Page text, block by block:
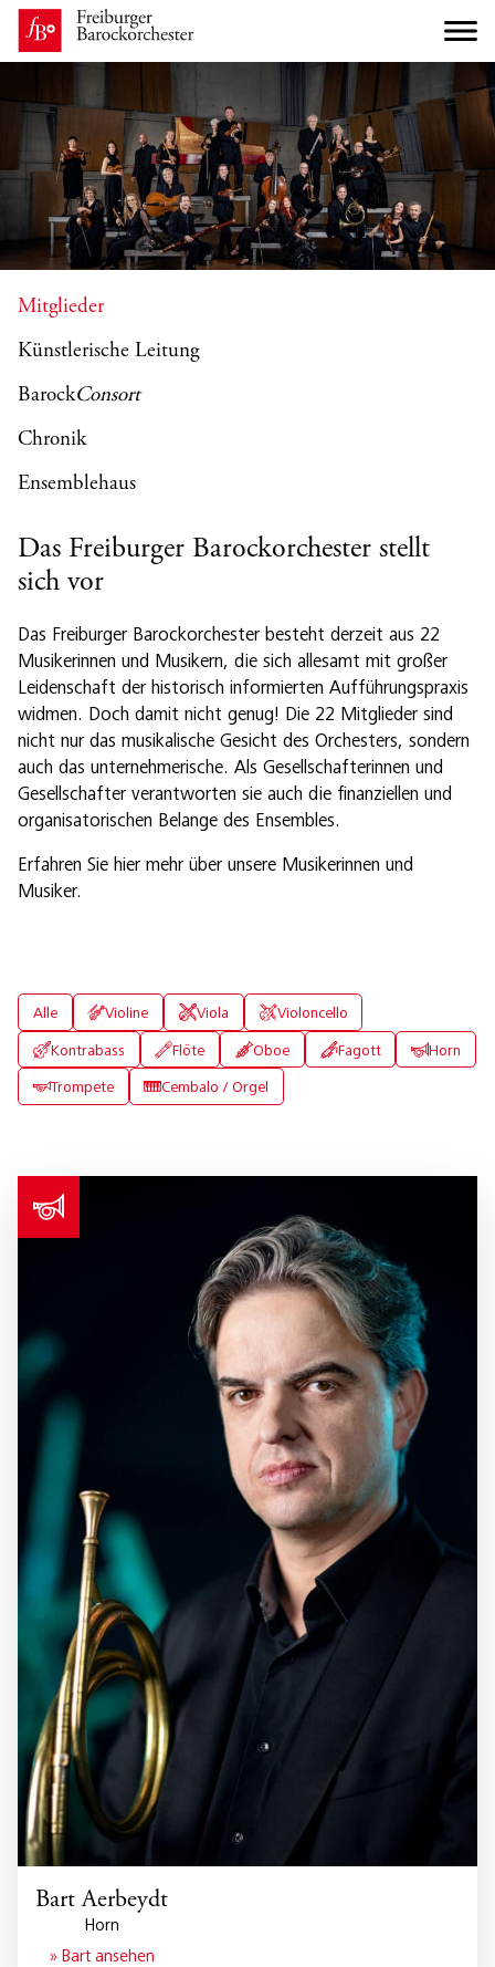
Mitglieder
Künstlerische Leitung
BarockConsort
Chronik
Ensemblehaus
Das Freiburger Barockorchester stellt
sich vor
Das Freiburger Barockorchester besteht derzeit aus 22
Musikerinnen und Musikern, die sich allesamt mit großer
Leidenschaft der historisch informierten Aufführungspraxis
widmen. Doch damit nicht genug! Die 22 Mitglieder sind
nicht nur das musikalische Gesicht des Orchesters, sondern
auch das unternehmerische. Als Gesellschafterinnen und
Gesellschafter verantworten sie auch die finanziellen und
organisatorischen Belange des Ensembles.
Erfahren Sie hier mehr über unsere Musikerinnen und
Musiker.
Alle Violine Viola Violoncello
Kontrabass Flöte Oboe Fagott Horn
Trompete Cembalo / Orgel
Bart Aerbeydt
Horn
» Bart ansehen